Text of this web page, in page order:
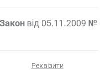
Закон від 05.11.2009 №
Реквізити